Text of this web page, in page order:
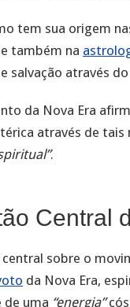
tem sua origem
também na
salvação através
da Nova Era
através de tais
.
Central
sobre o
da Nova Era,
de uma “energia”